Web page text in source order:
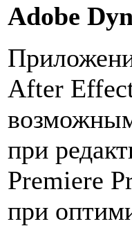
Adobe
After
при
Premiere
при